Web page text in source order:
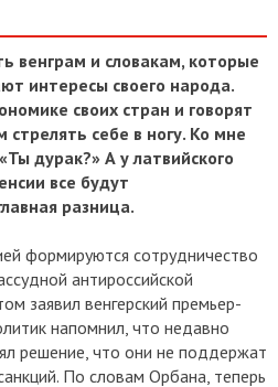
венграм и словакам, которые
интересы своего народа.
своих стран и говорят
себе в ногу. Ко мне
дурак?» А у латвийского
все будут
разница.
формируются сотрудничество
антироссийской
заявил венгерский премьер-
напомнил, что недавно
решение, что они не поддержат
По словам Орбана, теперь